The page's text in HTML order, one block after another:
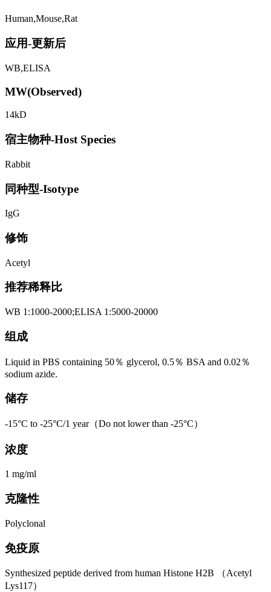
Human,Mouse,Rat
应用-更新后
WB,ELISA
MW(Observed)
14kD
宿主物种-Host Species
Rabbit
同种型-Isotype
IgG
修饰
Acetyl
推荐稀释比
WB 1:1000-2000;ELISA 1:5000-20000
组成
Liquid in PBS containing 50％ glycerol, 0.5％ BSA and 0.02％
sodium azide.
储存
-15°C to -25°C/1 year（Do not lower than -25°C）
浓度
1 mg/ml
克隆性
Polyclonal
免疫原
Synthesized peptide derived from human Histone H2B （Acetyl
Lys117）